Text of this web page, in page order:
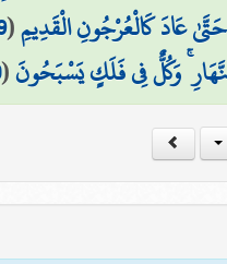
عَادَ كَالْعُرْجُونِ الْقَدِيمِ(
وَكُلٌّ فِي فَلَكٍ يَسْبَحُونَ(